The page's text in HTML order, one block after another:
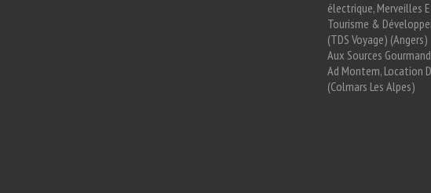
électrique, Merveilles
Tourisme &
(TDS Voyage) (Angers)
Aux Sources
Ad Montem, Location
(Colmars Les Alpes)